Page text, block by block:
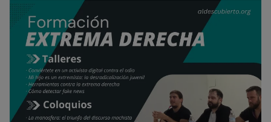
Rechazar cookies Política de cookies